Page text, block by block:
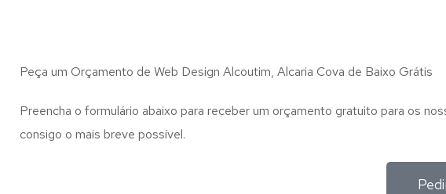
Peça um Orçamento de Web Design Alcoutim, Alcaria Cova de Baixo Grátis
Preencha o formulário abaixo para receber um orçamento gratuito para os
consigo o mais breve possível.